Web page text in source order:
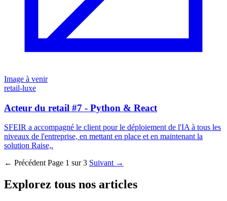
Image à venir
retail-luxe
Acteur du retail #7 - Python & React
SFEIR a accompagné le client pour le déploiement de l'IA à tous les
niveaux de l'entreprise, en mettant en place et en maintenant la
solution Raise,.
← Précédent Page 1 sur 3 Suivant →
Explorez tous nos articles